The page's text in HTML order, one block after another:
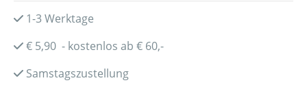
1-3 Werktage
€ 5,90 - kostenlos ab € 60,-
Samstagszustellung